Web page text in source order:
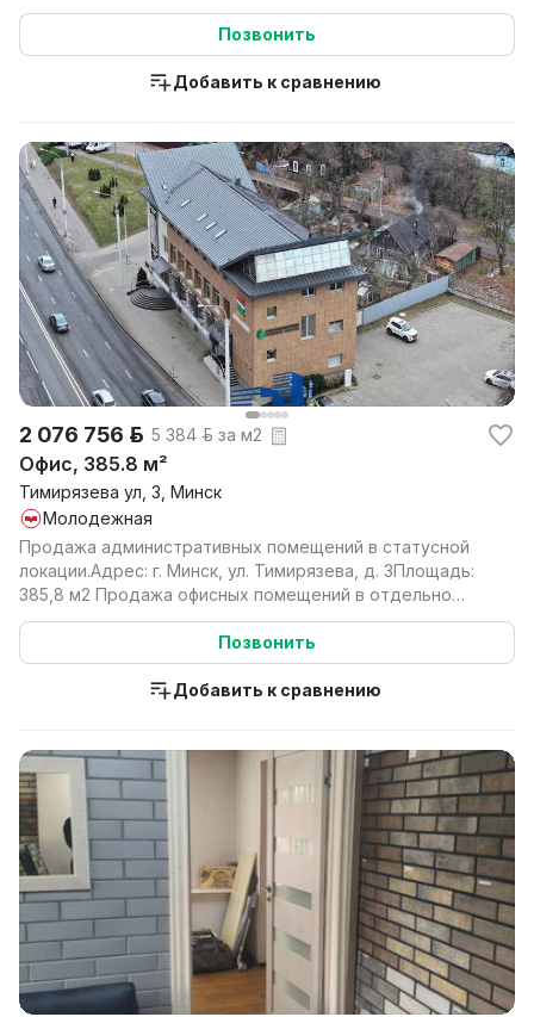
помещения расп...
Позвонить
Добавить к сравнению
2 076 756 р. 5 384 р. за м2
Офис, 385.8 м²
Тимирязева ул, 3, Минск
Молодежная
Продажа административных помещений в статусной
локации.Адрес: г. Минск, ул. Тимирязева, д. 3Площадь:
385,8 м2 Продажа офисных помещений в отдельно
сто...
Позвонить
Добавить к сравнению